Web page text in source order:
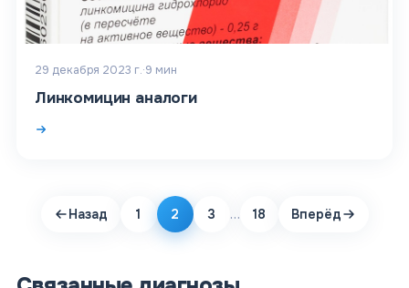
29 декабря 2023 г.·9 мин
Линкомицин аналоги
Назад 1 2 3 … 18 Вперёд